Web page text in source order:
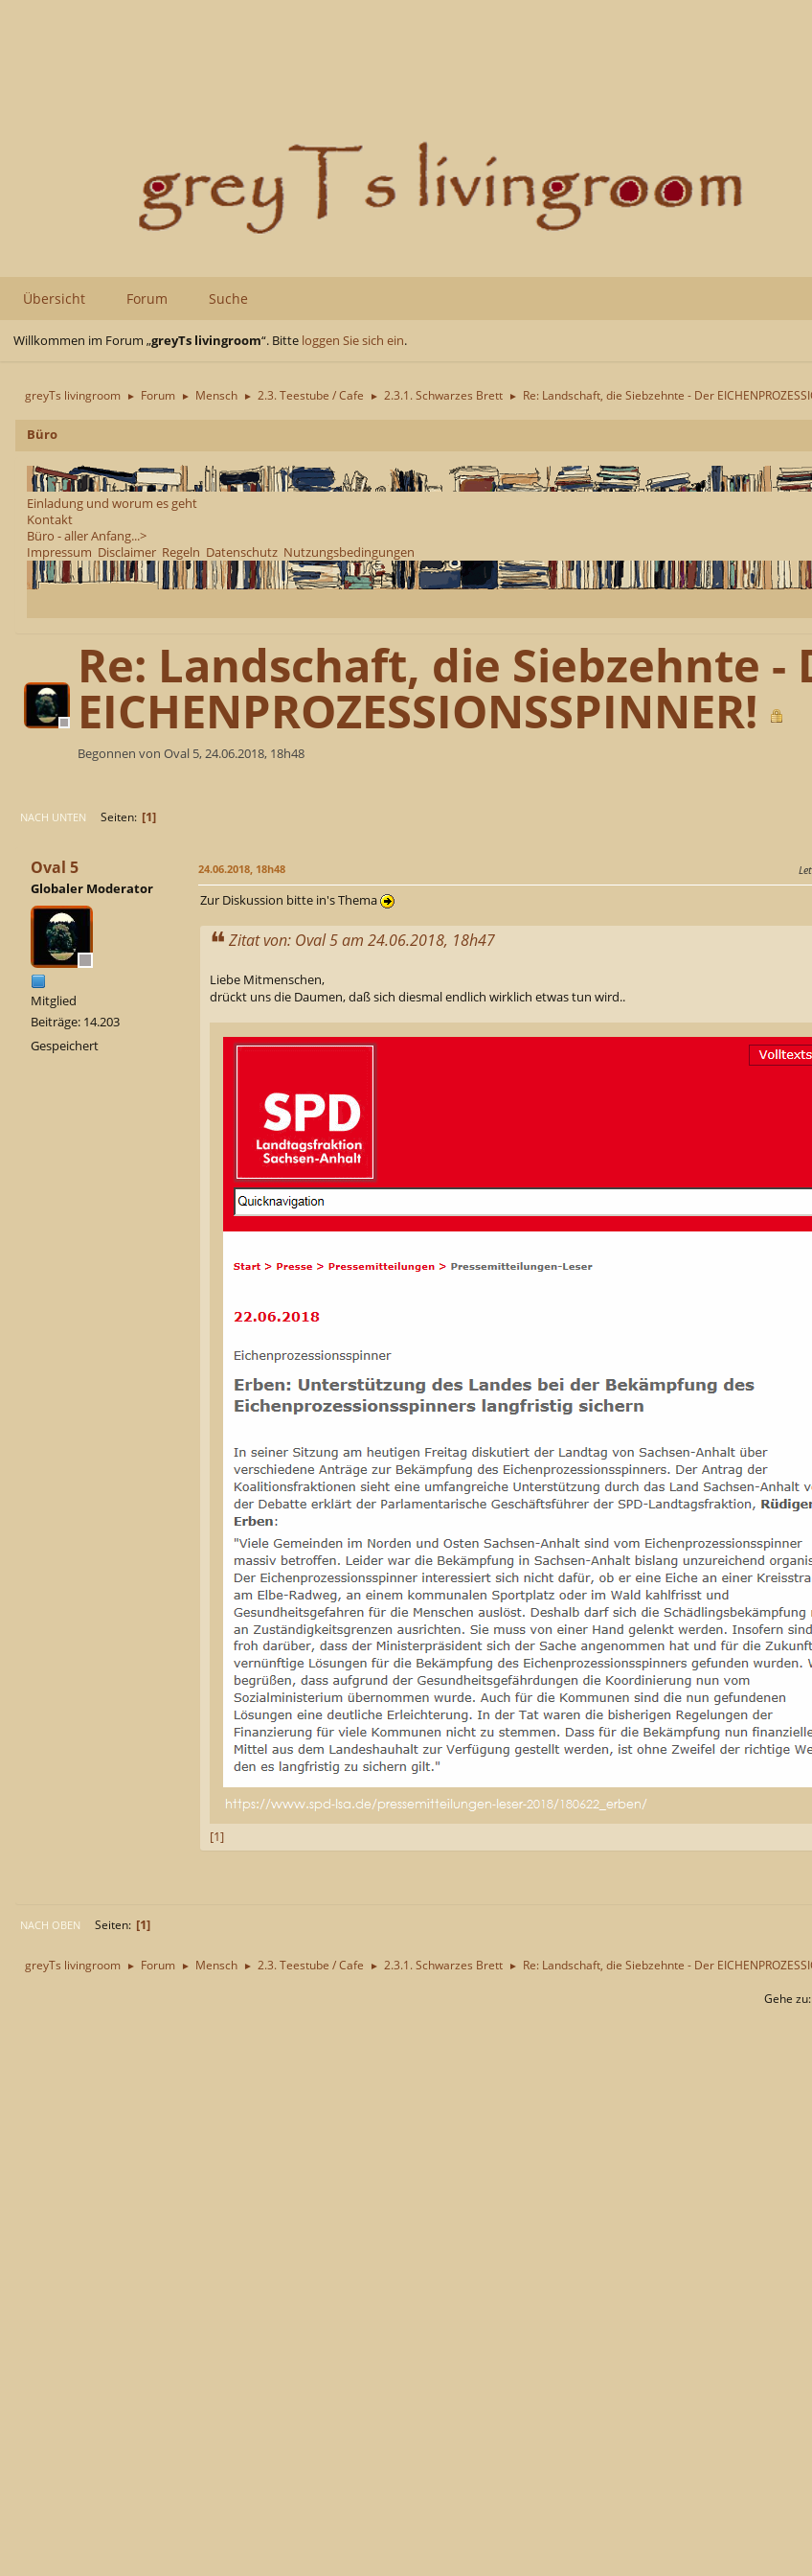
Übersicht Forum Suche
Willkommen im Forum „greyTs livingroom“. Bitte loggen Sie sich ein.
greyTs livingroom ► Forum ► Mensch ► 2.3. Teestube / Cafe ► 2.3.1. Schwarzes Brett ► Re: Landschaft, die Siebzehnte - Der
Büro
Einladung und worum es geht
Kontakt
Büro - aller Anfang...>
Impressum Disclaimer Regeln Datenschutz Nutzungsbedingungen
Re: Landschaft, die Siebzehnte -
EICHENPROZESSIONSSPINNER!
Begonnen von Oval 5, 24.06.2018, 18h48
NACH UNTEN Seiten 1
Oval 5
Globaler Moderator
Mitglied
Beiträge: 14.203
Gespeichert
24.06.2018, 18h48
Zur Diskussion bitte in's Thema
Zitat von: Oval 5 am 24.06.2018, 18h47
Liebe Mitmenschen,
drückt uns die Daumen, daß sich diesmal endlich wirklich etwas tun wird..
[1]
NACH OBEN Seiten 1
greyTs livingroom ► Forum ► Mensch ► 2.3. Teestube / Cafe ► 2.3.1. Schwarzes Brett ► Re: Landschaft, die Siebzehnte - Der
Gehe zu